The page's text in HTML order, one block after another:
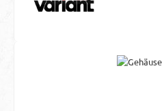
Bildergalerie überspringen